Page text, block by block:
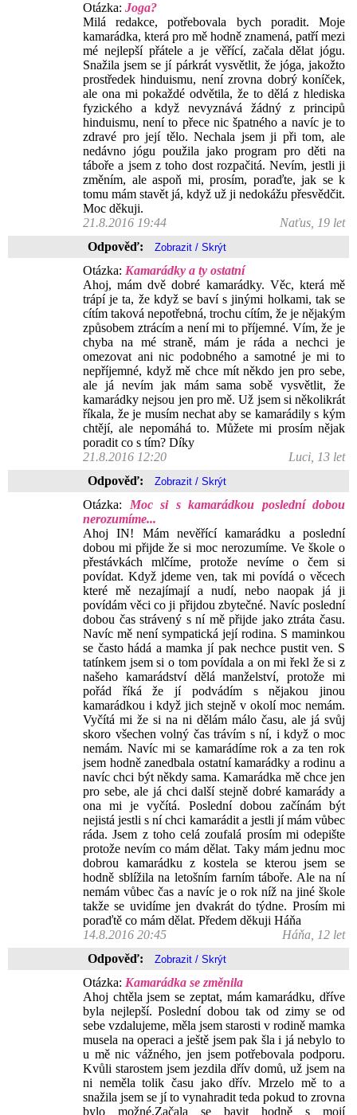
Otázka: Joga?
Milá redakce, potřebovala bych poradit. Moje
kamarádka, která pro mě hodně znamená, patří mezi
mé nejlepší přátele a je věřící, začala dělat jógu.
Snažila jsem se jí párkrát vysvětlit, že jóga, jakožto
prostředek hinduismu, není zrovna dobrý koníček,
ale ona mi pokaždé odvětila, že to dělá z hlediska
fyzického a když nevyznává žádný z principů
hinduismu, není to přece nic špatného a navíc je to
zdravé pro její tělo. Nechala jsem ji při tom, ale
nedávno jógu použila jako program pro děti na
táboře a jsem z toho dost rozpačitá. Nevím, jestli ji
změním, ale aspoň mi, prosím, poraďte, jak se k
tomu mám stavět já, když už ji nedokážu přesvědčit.
Moc děkuji.
21.8.2016 19:44
Naťus, 19 let
Odpověď:
Otázka: Kamarádky a ty ostatní
Ahoj, mám dvě dobré kamarádky. Věc, která mě
trápí je ta, že když se baví s jinými holkami, tak se
cítím taková nepotřebná, trochu cítím, že je nějakým
způsobem ztrácím a není mi to příjemné. Vím, že je
chyba na mé straně, mám je ráda a nechci je
omezovat ani nic podobného a samotné je mi to
nepříjemné, když mě chce mít někdo jen pro sebe,
ale já nevím jak mám sama sobě vysvětlit, že
kamarádky nejsou jen pro mě. Už jsem si několikrát
říkala, že je musím nechat aby se kamarádily s kým
chtějí, ale nepomáhá to. Můžete mi prosím nějak
poradit co s tím? Díky
21.8.2016 12:20
Luci, 13 let
Odpověď:
Otázka: Moc si s kamarádkou poslední dobou
nerozumíme...
Ahoj IN! Mám nevěřící kamarádku a poslední
dobou mi přijde že si moc nerozumíme. Ve škole o
přestávkách mlčíme, protože nevíme o čem si
povídat. Když jdeme ven, tak mi povídá o věcech
které mě nezajímají a nudí, nebo naopak já ji
povídám věci co ji přijdou zbytečné. Navíc poslední
dobou čas strávený s ní mě přijde jako ztráta času.
Navíc mě není sympatická její rodina. S maminkou
se často hádá a mamka jí pak nechce pustit ven. S
tatínkem jsem si o tom povídala a on mi řekl že si z
našeho kamarádství dělá manželství, protože mi
pořád říká že jí podvádím s nějakou jinou
kamarádkou i když jich stejně v okolí moc nemám.
Vyčítá mi že si na ni dělám málo času, ale já svůj
skoro všechen volný čas trávím s ní, i když o moc
nemám. Navíc mi se kamarádíme rok a za ten rok
jsem hodně zanedbala ostatní kamarádky a rodinu a
navíc chci být někdy sama. Kamarádka mě chce jen
pro sebe, ale já chci další stejně dobré kamarády a
ona mi je vyčítá. Poslední dobou začínám být
nejistá jestli s ní chci kamarádit a jestli jí mám vůbec
ráda. Jsem z toho celá zoufalá prosím mi odepište
protože nevím co mám dělat. Taky mám jednu moc
dobrou kamarádku z kostela se kterou jsem se
hodně sblížila na letošním farním táboře. Ale na ní
nemám vůbec čas a navíc je o rok níž na jiné škole
takže se uvidíme jen dvakrát do týdne. Prosím mi
poraďtě co mám dělat. Předem děkuji Háňa
14.8.2016 20:45
Háňa, 12 let
Odpověď:
Otázka: Kamarádka se změnila
Ahoj chtěla jsem se zeptat, mám kamarádku, dříve
byla nejlepší. Poslední dobou tak od zimy se od
sebe vzdalujeme, měla jsem starosti v rodině mamka
musela na operaci a ještě jsem pak šla i já nebylo to
u mě nic vážného, jen jsem potřebovala podporu.
Kvůli starostem jsem jezdila dřív domů, už jsem na
ni neměla tolik času jako dřív. Mrzelo mě to a
snažila jsem se jí to vynahradit teda pokud to zrovna
bylo možné.Začala se bavit hodně s mojí